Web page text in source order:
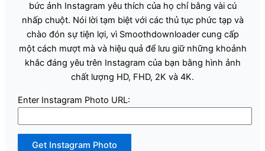
bức ảnh Instagram yêu thích của họ chỉ bằng vài cú
nhấp chuột. Nói lời tạm biệt với các thủ tục phức tạp và
chào đón sự tiện lợi, vì Smoothdownloader cung cấp
một cách mượt mà và hiệu quả để lưu giữ những khoảnh
khắc đáng yêu trên Instagram của bạn bằng hình ảnh
chất lượng HD, FHD, 2K và 4K.
Enter Instagram Photo URL:
Get Instagram Photo